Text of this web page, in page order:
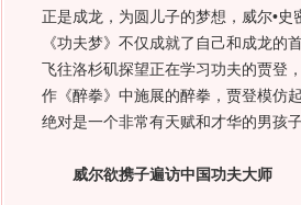
正是成龙，为圆儿子的梦想，威尔•
《功夫梦》不仅成就了自己和成龙的
飞往洛杉矶探望正在学习功夫的贾登
作《醉拳》中施展的醉拳，贾登模仿
绝对是一个非常有天赋和才华的男孩
威尔欲携子遍访中国功夫大师